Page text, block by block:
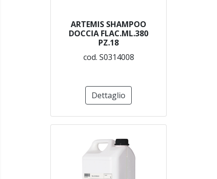
ARTEMIS SHAMPOO
DOCCIA FLAC.ML.380
PZ.18
cod. S0314008
Dettaglio